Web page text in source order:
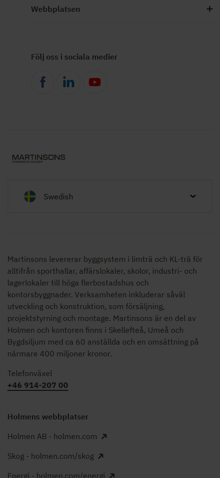
Webbplatsen
Följ oss i sociala medier
Swedish
Martinsons levererar byggsystem i limträ och KL-trä för
alltifrån sporthallar, affärslokaler, skolor, industri- och
lagerlokaler till höga flerbostadshus och
kontorsbyggnader. Verksamheten inkluderar såväl
utveckling och konstruktion, som försäljning,
projektstyrning och montage. Martinsons är en del av
Holmen och kontoren finns i Skellefteå, Umeå och
Bygdsiljum med ca 60 anställda och en omsättning på
närmare 400 miljoner kronor.
Telefonväxel
+46 914-207 00
Holmens webbplatser
Holmen AB - holmen.com
Skog - holmen.com/skog
Energi - holmen.com/energi